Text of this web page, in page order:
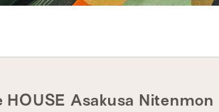
HOUSE Asakusa Nitenmon